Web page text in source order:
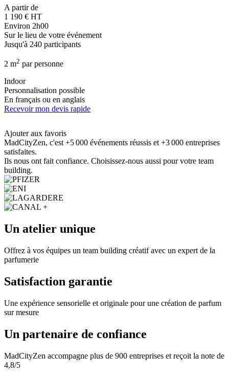
A partir de
1 190 € HT
Environ 2h00
Sur le lieu de votre événement
Jusqu'à 240 participants
2 m2 par personne
Indoor
Personnalisation possible
En français ou en anglais
Recevoir mon devis rapide
Ajouter aux favoris
MadCityZen, c'est +5 000 événements réussis et +3 000 entreprises
satisfaites.
Ils nous ont fait confiance. Choisissez-nous aussi pour votre team
building.
Un atelier unique
Offrez à vos équipes un team building créatif avec un expert de la
parfumerie
Satisfaction garantie
Une expérience sensorielle et originale pour une création de parfum
sur mesure
Un partenaire de confiance
MadCityZen accompagne plus de 900 entreprises et reçoit la note de
4,8/5